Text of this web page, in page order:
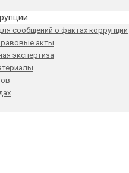
сообщений о фактах коррупции
акты
экспертиза